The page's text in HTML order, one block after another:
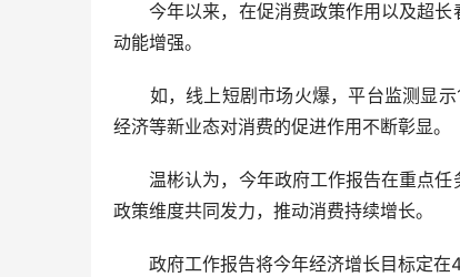
今年以来，在促消费政策作用以及超长
动能增强。
如，线上短剧市场火爆，平台监测显示
经济等新业态对消费的促进作用不断彰显。
温彬认为，今年政府工作报告在重点任
政策维度共同发力，推动消费持续增长。
政府工作报告将今年经济增长目标定在